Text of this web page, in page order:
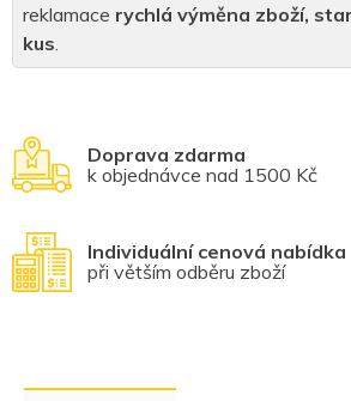
Doprava zdarma
k objednávce nad 1500 Kč
Individuální cenová nabídka
při větším odběru zboží
reklamace rychlá výměna zboží,
kus.